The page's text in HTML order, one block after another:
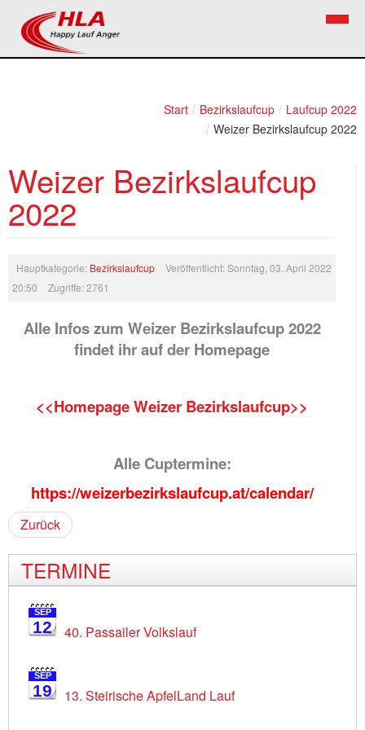
Start / Bezirkslaufcup / Laufcup 2022
/ Weizer Bezirkslaufcup 2022
Weizer Bezirkslaufcup
2022
Hauptkategorie: Bezirkslaufcup
Veröffentlicht: Sonntag, 03. April 2022
20:50
Zugriffe: 2761
Alle Infos zum Weizer Bezirkslaufcup 2022
findet ihr auf der Homepage
<<Homepage Weizer Bezirkslaufcup>>
Alle Cuptermine:
https://weizerbezirkslaufcup.at/calendar/
Zurück
TERMINE
SEP
12 40. Passailer Volkslauf
SEP
19 13. Steirische ApfelLand Lauf
Kontakt
Mitglied werden
Bezirkslaufcup
Volkslauf
Bilder
Termine